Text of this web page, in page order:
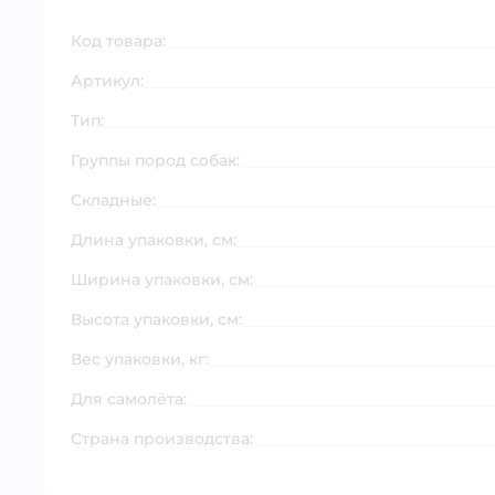
Код товара:
Артикул:
Тип:
Группы пород собак:
Складные:
Длина упаковки, см:
Ширина упаковки, см:
Высота упаковки, см:
Вес упаковки, кг:
Для самолёта:
Страна производства: